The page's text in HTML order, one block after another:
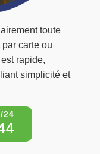
toute
carte ou
rapide,
simplicité et